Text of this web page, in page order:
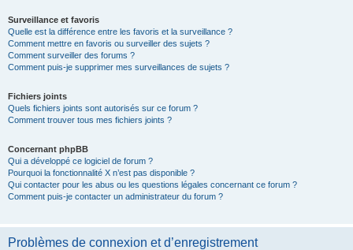
Surveillance et favoris
Quelle est la différence entre les favoris et la surveillance ?
Comment mettre en favoris ou surveiller des sujets ?
Comment surveiller des forums ?
Comment puis-je supprimer mes surveillances de sujets ?
Fichiers joints
Quels fichiers joints sont autorisés sur ce forum ?
Comment trouver tous mes fichiers joints ?
Concernant phpBB
Qui a développé ce logiciel de forum ?
Pourquoi la fonctionnalité X n’est pas disponible ?
Qui contacter pour les abus ou les questions légales concernant ce forum ?
Comment puis-je contacter un administrateur du forum ?
Problèmes de connexion et d’enregistrement